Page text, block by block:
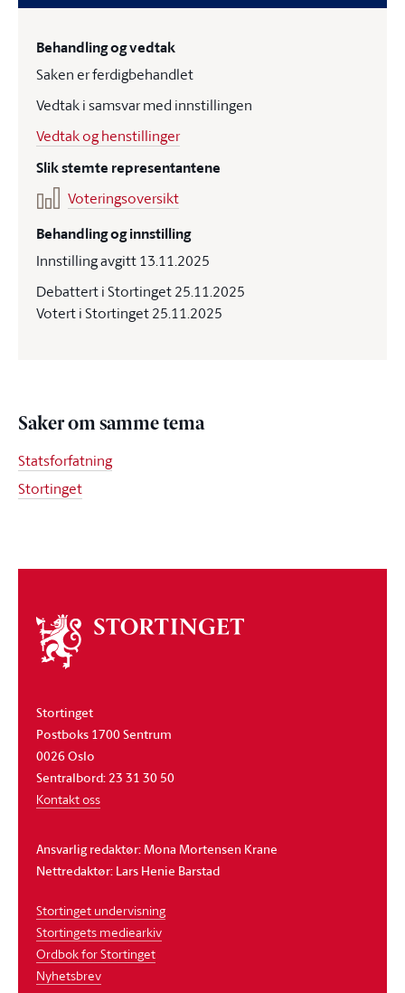
Behandling og vedtak
Saken er ferdigbehandlet
Vedtak i samsvar med innstillingen
Vedtak og henstillinger
Slik stemte representantene
Voteringsoversikt
Behandling og innstilling
Innstilling avgitt 13.11.2025
Debattert i Stortinget 25.11.2025
Votert i Stortinget 25.11.2025
Saker om samme tema
Statsforfatning
Stortinget
Om
stortinget
Stortinget
Postboks 1700 Sentrum
0026 Oslo
Sentralbord: 23 31 30 50
Kontakt oss
Ansvarlig redaktør: Mona Mortensen Krane
Nettredaktør: Lars Henie Barstad
Stortinget undervisning
Stortingets mediearkiv
Ordbok for Stortinget
Nyhetsbrev